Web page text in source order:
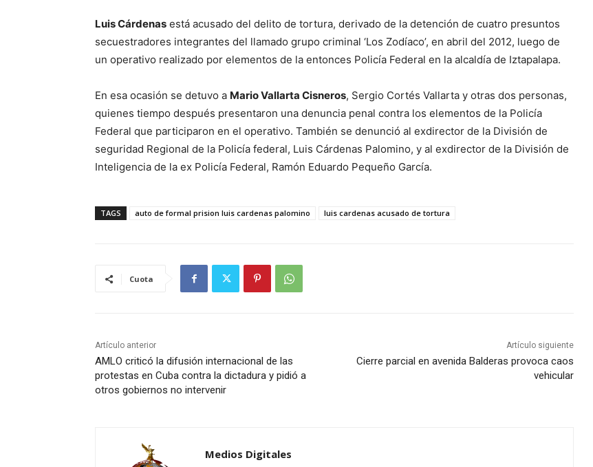
Luis Cárdenas está acusado del delito de tortura, derivado de la detención de cuatro presuntos
secuestradores integrantes del llamado grupo criminal ‘Los Zodíaco’, en abril del 2012, luego de
un operativo realizado por elementos de la entonces Policía Federal en la alcaldía de Iztapalapa.
En esa ocasión se detuvo a Mario Vallarta Cisneros, Sergio Cortés Vallarta y otras dos personas,
quienes tiempo después presentaron una denuncia penal contra los elementos de la Policía
Federal que participaron en el operativo. También se denunció al exdirector de la División de
seguridad Regional de la Policía federal, Luis Cárdenas Palomino, y al exdirector de la División de
Inteligencia de la ex Policía Federal, Ramón Eduardo Pequeño García.
TAGS auto de formal prision luis cardenas palomino luis cardenas acusado de tortura
Cuota
Artículo anterior
AMLO criticó la difusión internacional de las
protestas en Cuba contra la dictadura y pidió a
otros gobiernos no intervenir
Artículo siguiente
Cierre parcial en avenida Balderas provoca caos
vehicular
Medios Digitales